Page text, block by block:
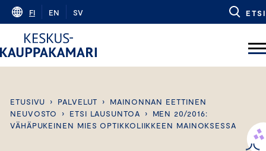
Skip
content
FI EN SV ETSI
ETUSIVU › PALVELUT ›
MAINONNAN EETTINEN
NEUVOSTO
› ETSI LAUSUNTOA ›
MEN 20/2016:
VÄHÄPUKEINEN MIES OPTIKKOLIIKKEEN MAINOKSESSA